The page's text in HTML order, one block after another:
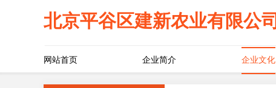
北京平谷区建新农业有限公司
网站首页 企业简介 企业文化